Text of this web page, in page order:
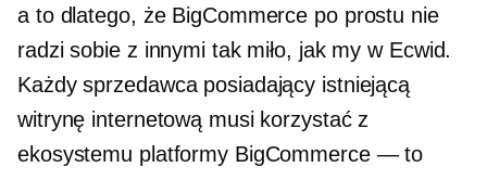
a to dlatego, że BigCommerce po prostu nie
radzi sobie z innymi tak miło, jak my w Ecwid.
Każdy sprzedawca posiadający istniejącą
witrynę internetową musi korzystać z
ekosystemu platformy BigCommerce — to